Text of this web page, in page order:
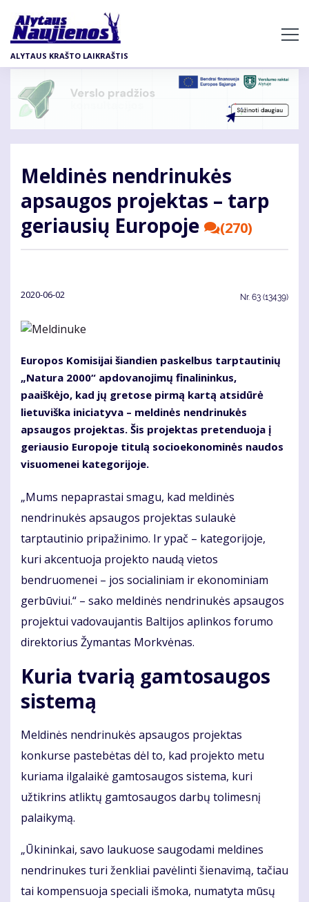
pagrindinį
turinį
ALYTAUS KRAŠTO LAIKRAŠTIS
Meldinės nendrinukės
apsaugos projektas – tarp
geriausių Europoje
(270)
2020-06-02 Nr. 63 (13439)
Europos Komisijai šiandien paskelbus tarptautinių
„Natura 2000“ apdovanojimų finalininkus,
paaiškėjo, kad jų gretose pirmą kartą atsidūrė
lietuviška iniciatyva – meldinės nendrinukės
apsaugos projektas. Šis projektas pretenduoja į
geriausio Europoje titulą socioekonominės naudos
visuomenei kategorijoje.
„Mums nepaprastai smagu, kad meldinės
nendrinukės apsaugos projektas sulaukė
tarptautinio pripažinimo. Ir ypač – kategorijoje,
kuri akcentuoja projekto naudą vietos
bendruomenei – jos socialiniam ir ekonominiam
gerbūviui.“ – sako meldinės nendrinukės apsaugos
projektui vadovaujantis Baltijos aplinkos forumo
direktorius Žymantas Morkvėnas.
Kuria tvarią gamtosaugos
sistemą
Meldinės nendrinukės apsaugos projektas
konkurse pastebėtas dėl to, kad projekto metu
kuriama ilgalaikė gamtosaugos sistema, kuri
užtikrins atliktų gamtosaugos darbų tolimesnį
palaikymą.
„Ūkininkai, savo laukuose saugodami meldines
nendrinukes turi ženkliai pavėlinti šienavimą, tačiau
tai kompensuoja speciali išmoka, numatyta mūsų